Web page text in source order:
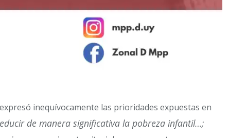
inequívocamente las prioridades expuestas en
de manera significativa la pobreza infantil…;